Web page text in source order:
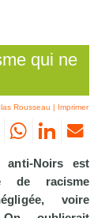
qui ne
Rousseau | Imprimer
anti-Noirs est
de racisme
voire